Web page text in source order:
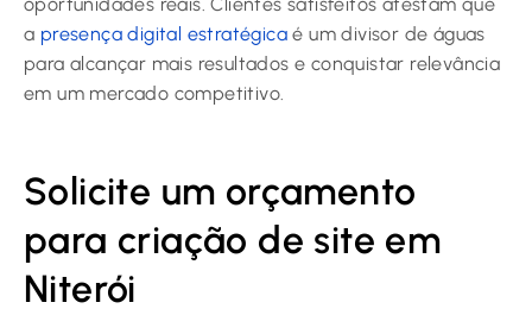
oportunidades reais. Clientes satisfeitos atestam que
a presença digital estratégica é um divisor de águas
para alcançar mais resultados e conquistar relevância
em um mercado competitivo.
Solicite um orçamento
para criação de site em
Niterói